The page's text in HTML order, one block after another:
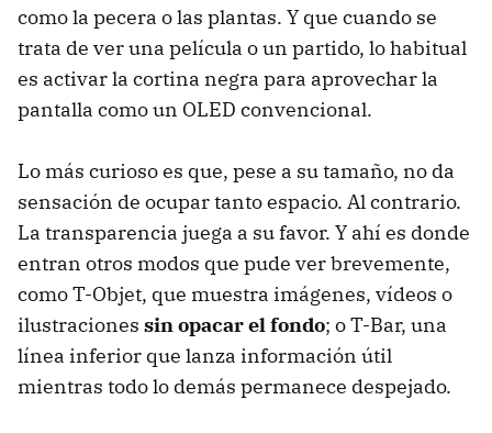
como la pecera o las plantas. Y que cuando se
trata de ver una película o un partido, lo habitual
es activar la cortina negra para aprovechar la
pantalla como un OLED convencional.
Lo más curioso es que, pese a su tamaño, no da
sensación de ocupar tanto espacio. Al contrario.
La transparencia juega a su favor. Y ahí es donde
entran otros modos que pude ver brevemente,
como T-Objet, que muestra imágenes, vídeos o
ilustraciones sin opacar el fondo; o T-Bar, una
línea inferior que lanza información útil
mientras todo lo demás permanece despejado.